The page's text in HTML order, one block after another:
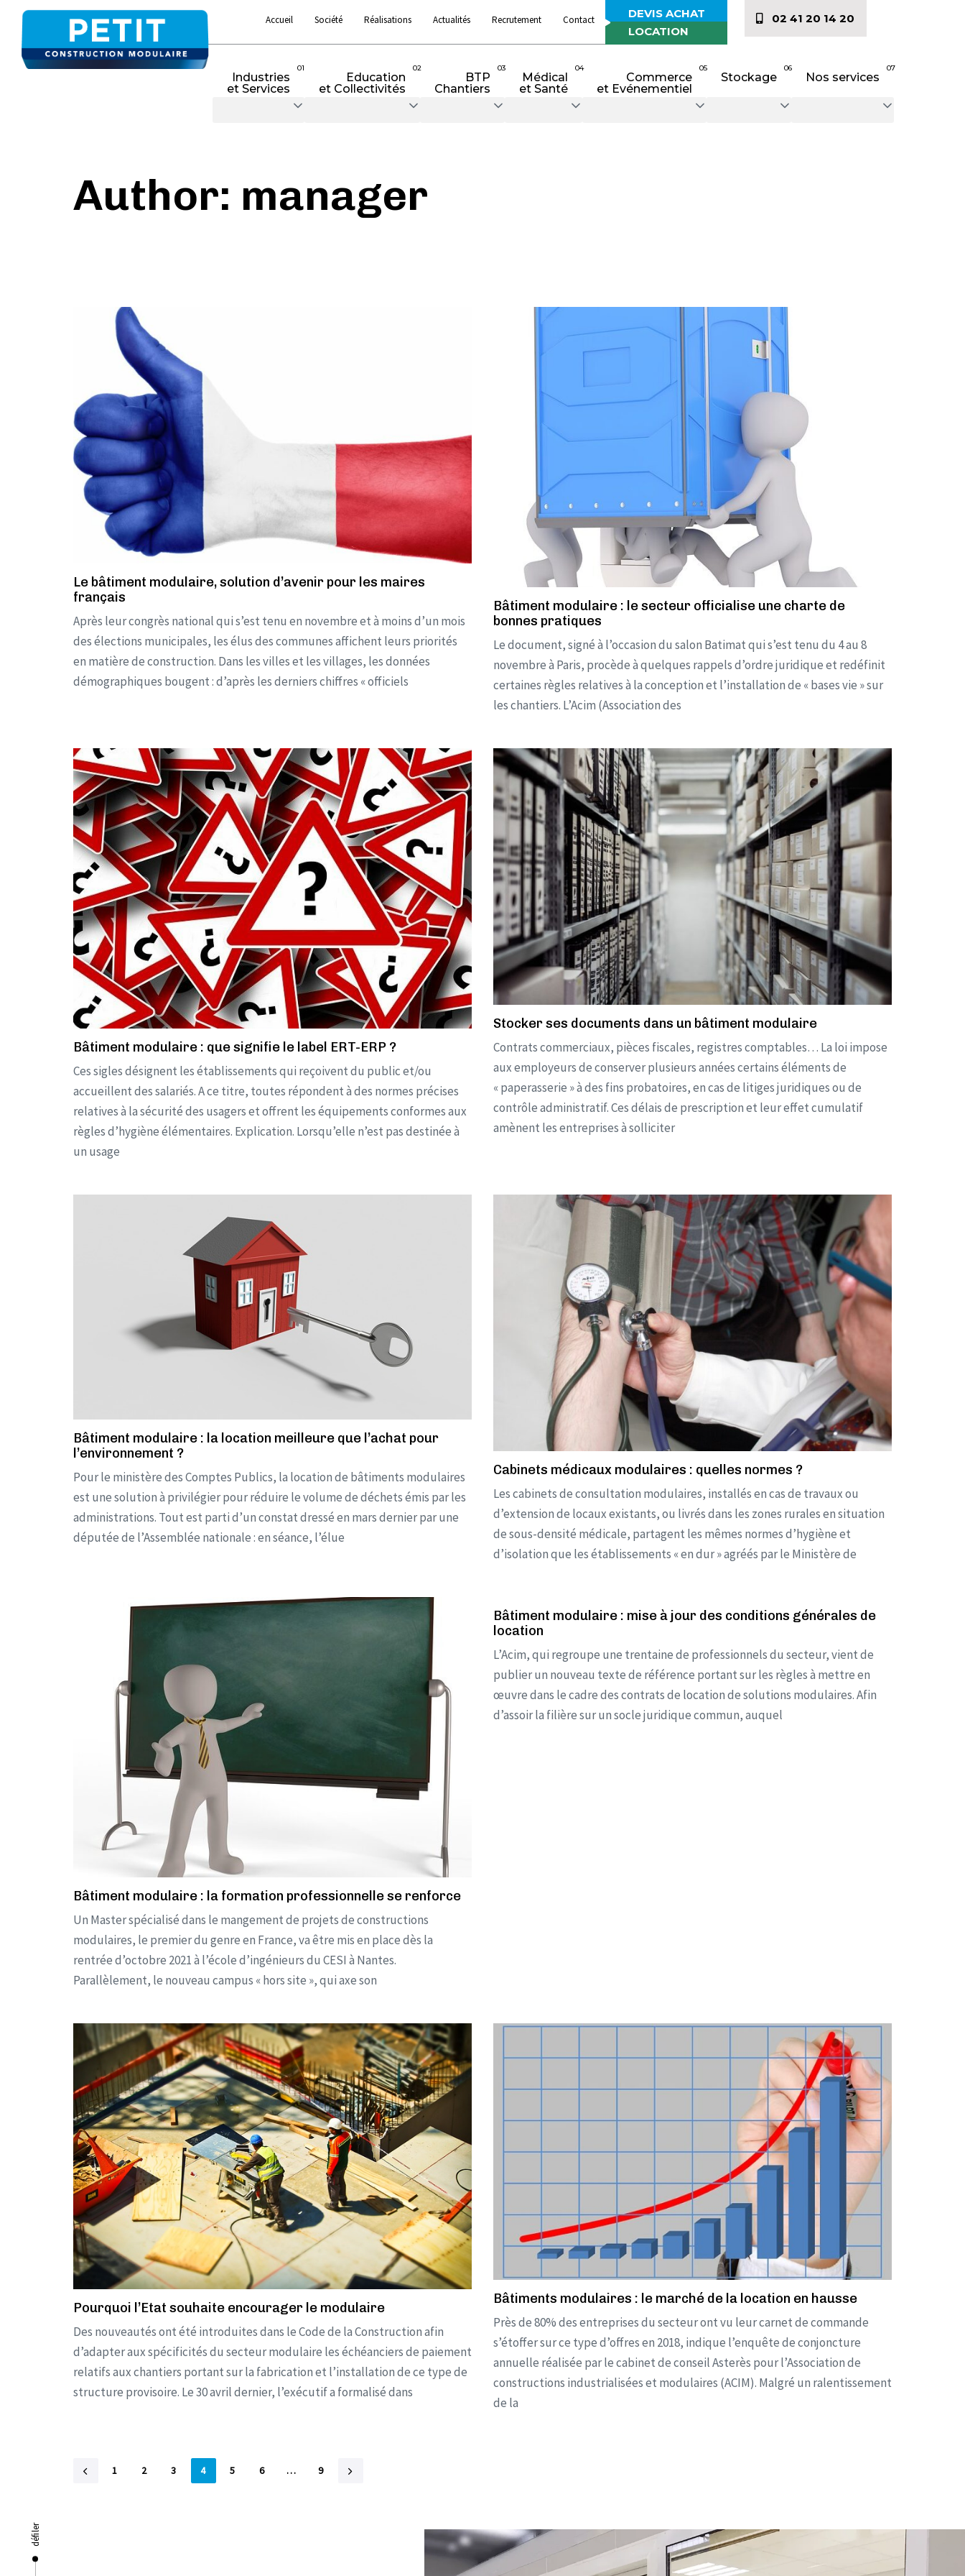
Accueil Société Réalisations Actualités Recrutement Contact
DEVIS ACHAT
LOCATION
02 41 20 14 20
Industries
et Services
01
Education
et Collectivités
02
BTP
Chantiers
03
Médical
et Santé
04
Commerce
et Evénementiel
05
Stockage
06
Nos services
07
défiler
Author: manager
Le bâtiment modulaire, solution d’avenir pour les maires
français
Après leur congrès national qui s’est tenu en novembre et à moins d’un mois
des élections municipales, les élus des communes affichent leurs priorités
en matière de construction. Dans les villes et les villages, les données
démographiques bougent : d’après les derniers chiffres « officiels
Bâtiment modulaire : le secteur officialise une charte de
bonnes pratiques
Le document, signé à l’occasion du salon Batimat qui s’est tenu du 4 au 8
novembre à Paris, procède à quelques rappels d’ordre juridique et redéfinit
certaines règles relatives à la conception et l’installation de « bases vie » sur
les chantiers. L’Acim (Association des
Bâtiment modulaire : que signifie le label ERT-ERP ?
Ces sigles désignent les établissements qui reçoivent du public et/ou
accueillent des salariés. A ce titre, toutes répondent à des normes précises
relatives à la sécurité des usagers et offrent les équipements conformes aux
règles d’hygiène élémentaires. Explication. Lorsqu’elle n’est pas destinée à
un usage
Stocker ses documents dans un bâtiment modulaire
Contrats commerciaux, pièces fiscales, registres comptables… La loi impose
aux employeurs de conserver plusieurs années certains éléments de
« paperasserie » à des fins probatoires, en cas de litiges juridiques ou de
contrôle administratif. Ces délais de prescription et leur effet cumulatif
amènent les entreprises à solliciter
Bâtiment modulaire : la location meilleure que l’achat pour
l’environnement ?
Pour le ministère des Comptes Publics, la location de bâtiments modulaires
est une solution à privilégier pour réduire le volume de déchets émis par les
administrations. Tout est parti d’un constat dressé en mars dernier par une
députée de l’Assemblée nationale : en séance, l’élue
Cabinets médicaux modulaires : quelles normes ?
Les cabinets de consultation modulaires, installés en cas de travaux ou
d’extension de locaux existants, ou livrés dans les zones rurales en situation
de sous-densité médicale, partagent les mêmes normes d’hygiène et
d’isolation que les établissements « en dur » agréés par le Ministère de
Bâtiment modulaire : la formation professionnelle se renforce
Un Master spécialisé dans le mangement de projets de constructions
modulaires, le premier du genre en France, va être mis en place dès la
rentrée d’octobre 2021 à l’école d’ingénieurs du CESI à Nantes.
Parallèlement, le nouveau campus « hors site », qui axe son
Bâtiment modulaire : mise à jour des conditions générales de
location
L’Acim, qui regroupe une trentaine de professionnels du secteur, vient de
publier un nouveau texte de référence portant sur les règles à mettre en
œuvre dans le cadre des contrats de location de solutions modulaires. Afin
d’assoir la filière sur un socle juridique commun, auquel
Pourquoi l’Etat souhaite encourager le modulaire
Des nouveautés ont été introduites dans le Code de la Construction afin
d’adapter aux spécificités du secteur modulaire les échéanciers de paiement
relatifs aux chantiers portant sur la fabrication et l’installation de ce type de
structure provisoire. Le 30 avril dernier, l’exécutif a formalisé dans
Bâtiments modulaires : le marché de la location en hausse
Près de 80% des entreprises du secteur ont vu leur carnet de commande
s’étoffer sur ce type d’offres en 2018, indique l’enquête de conjoncture
annuelle réalisée par le cabinet de conseil Asterès pour l’Association de
constructions industrialisées et modulaires (ACIM). Malgré un ralentissement
de la
1 2 3 4 5 6 … 9